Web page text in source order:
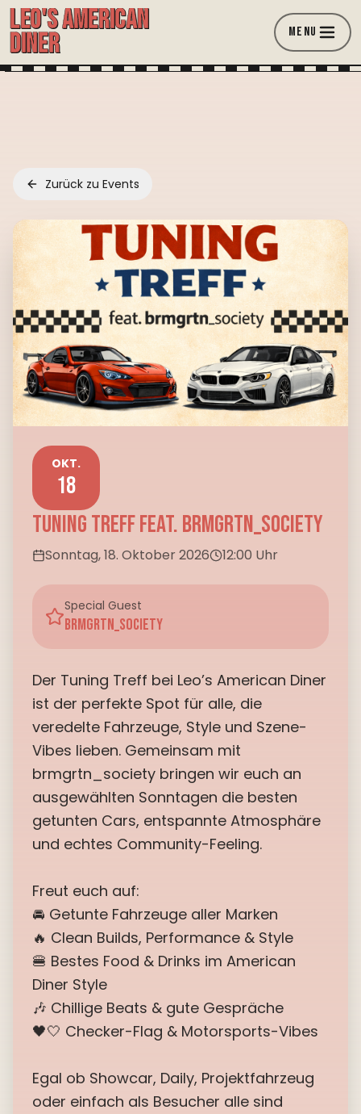
LEO'S AMERICAN
DINER MENU
Zurück zu Events
OKT.
18
TUNING TREFF feat. brmgrtn_society
Sonntag, 18. Oktober 2026 12:00 Uhr
Special Guest
brmgrtn_society
Der Tuning Treff bei Leo’s American Diner
ist der perfekte Spot für alle, die
veredelte Fahrzeuge, Style und Szene-
Vibes lieben. Gemeinsam mit
brmgrtn_society bringen wir euch an
ausgewählten Sonntagen die besten
getunten Cars, entspannte Atmosphäre
und echtes Community-Feeling.
Freut euch auf:
🚘 Getunte Fahrzeuge aller Marken
🔥 Clean Builds, Performance & Style
🍔 Bestes Food & Drinks im American
Diner Style
🎶 Chillige Beats & gute Gespräche
🖤🤍 Checker-Flag & Motorsports-Vibes
Egal ob Showcar, Daily, Projektfahrzeug
oder einfach als Besucher alle sind